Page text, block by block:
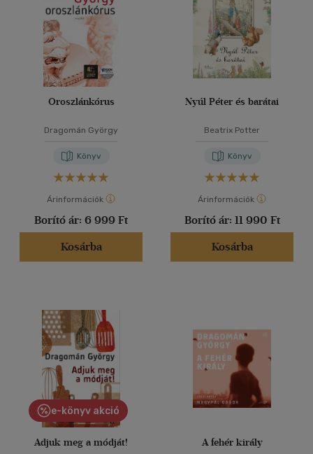
Oroszlánkórus
Dragomán György
Könyv
Árinformációk
Borító ár: 6 999 Ft
Kosárba
Nyúl Péter és barátai
Beatrix Potter
Könyv
Árinformációk
Borító ár: 11 990 Ft
Kosárba
e-könyv akció
Adjuk meg a módját! A fehér király